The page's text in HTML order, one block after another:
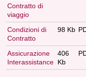
Contratto di
viaggio
Condizioni di
Contratto
98 Kb
Assicurazione
Interassistance
406
Kb